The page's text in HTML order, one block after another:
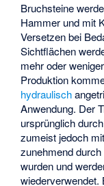
Bruchsteine
Hammer und mit
Versetzen bei
Sichtflächen
mehr oder
Produktion
hydraulisch
Anwendung. Der
ursprünglich
zumeist jedoch mit
zunehmend durch
wurden und
wiederverwendet.